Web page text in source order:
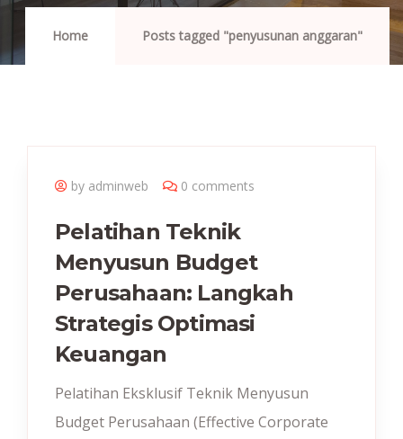
Home Posts tagged "penyusunan anggaran"
by adminweb 0 comments
Pelatihan Teknik
Menyusun Budget
Perusahaan: Langkah
Strategis Optimasi
Keuangan
Pelatihan Eksklusif Teknik Menyusun
Budget Perusahaan (Effective Corporate